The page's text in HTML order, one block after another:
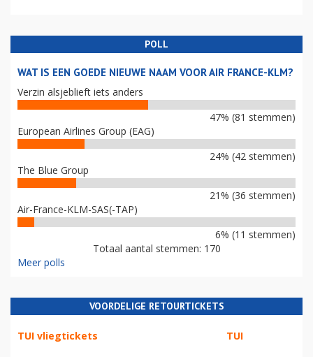
POLL
WAT IS EEN GOEDE NIEUWE NAAM VOOR AIR FRANCE-KLM?
Verzin alsjeblieft iets anders
47% (81 stemmen)
European Airlines Group (EAG)
24% (42 stemmen)
The Blue Group
21% (36 stemmen)
Air-France-KLM-SAS(-TAP)
6% (11 stemmen)
Totaal aantal stemmen: 170
Meer polls
VOORDELIGE RETOURTICKETS
TUI vliegtickets TUI